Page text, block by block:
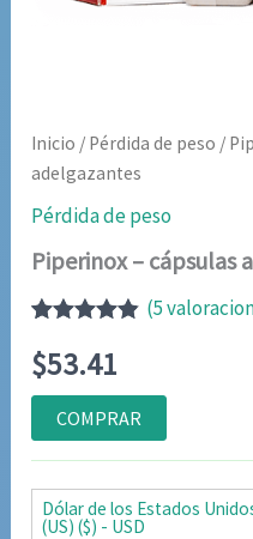
Inicio / Pérdida de peso /
adelgazantes
Pérdida de peso
Piperinox – cápsulas
con4.80de
5 en base
a
valoraciones
de clientes
(5
$53.41
COMPRAR
Dólar de los Estados
(US) ($) - USD